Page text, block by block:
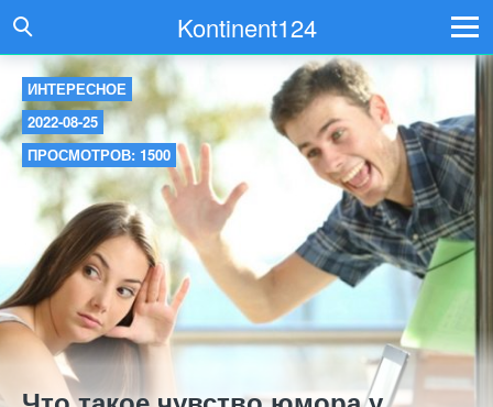
Kontinent124
ИНТЕРЕСНОЕ
2022-08-25
ПРОСМОТРОВ: 1500